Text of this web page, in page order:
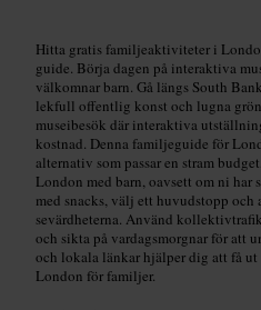
Hitta gratis familjeaktiviteter i
guide. Börja dagen på interaktiva
välkomnar barn. Gå längs South
lekfull offentlig konst och lugna
museibesök där interaktiva
kostnad. Denna familjeguide för
alternativ som passar en stram
London med barn, oavsett om ni har
med snacks, välj ett huvudstopp
sevärdheterna. Använd
och sikta på vardagsmorgnar för att
och lokala länkar hjälper dig att få
London för familjer.